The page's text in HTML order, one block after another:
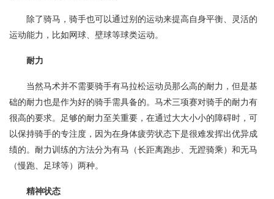
除了骑马，骑手也可以通过别的运动来提高自身平衡、灵活的
运动能力，比如网球、壁球等球类运动。
耐力
当然马术并不需要骑手有马拉松运动员那么高的耐力，但是基
础的耐力也是作为好的骑手需具备的。马术三项赛对骑手的耐力有
很高的要求。足够的耐力至关重要，在通过大大小小的障碍时，可
以保持骑手的专注度，因为在身体疲劳状态下是很难发挥出优异成
绩的。耐力训练的方法分为有马（长距离跑步、无蹬骑乘）和无马
（慢跑、足球等）两种。
精神状态